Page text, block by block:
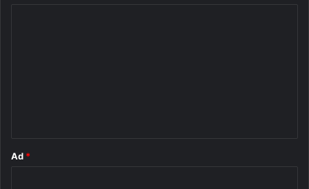
Ad *